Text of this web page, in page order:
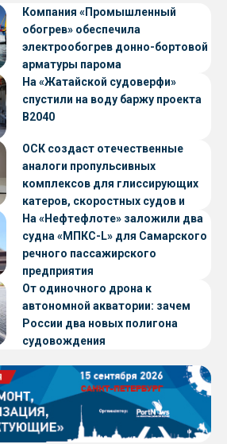
Компания «Промышленный
обогрев» обеспечила
электрообогрев донно-бортовой
арматуры парома
«Петропавловск» проекта CNF22
На «Жатайской судоверфи»
спустили на воду баржу проекта
В2040
ОСК создаст отечественные
аналоги пропульсивных
комплексов для глиссирующих
катеров, скоростных судов и
судов с малой осадкой
На «Нефтефлоте» заложили два
судна «МПКС-L» для Самарского
речного пассажирского
предприятия
От одиночного дрона к
автономной акватории: зачем
России два новых полигона
судовождения